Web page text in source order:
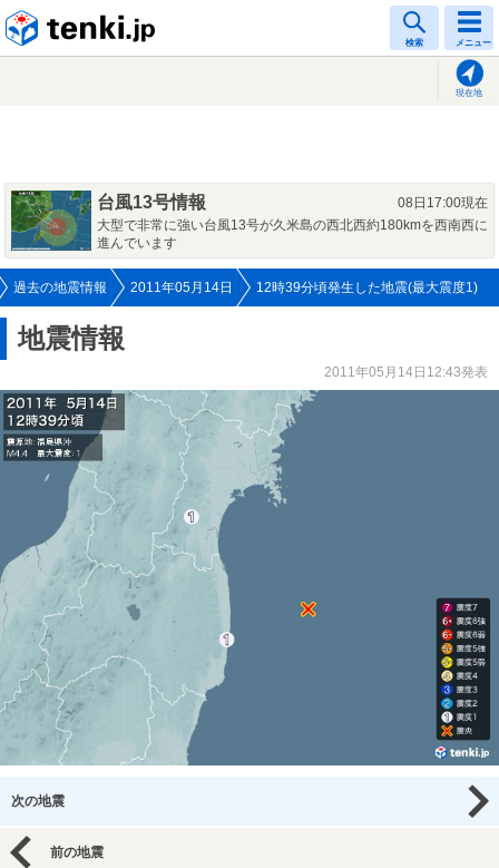
検索 メニュー
現在地
台風13号情報
08日17:00現在
大型で非常に強い台風13号が久米島の西北西約180kmを西南西に
進んでいます
過去の地震情報 2011年05月14日 12時39分頃発生した地震(最大震度1)
地震情報
2011年05月14日12:43発表
次の地震
前の地震